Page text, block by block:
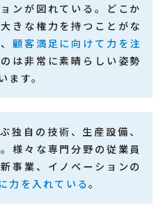
ンが図れている。どこか
きな権力を持つことがな
顧客満足に向けて力を注
のは非常に素晴らしい姿勢
ます。
独自の技術、生産設備、
様々な専門分野の従業員
事業、イノベーションの
力を入れている。